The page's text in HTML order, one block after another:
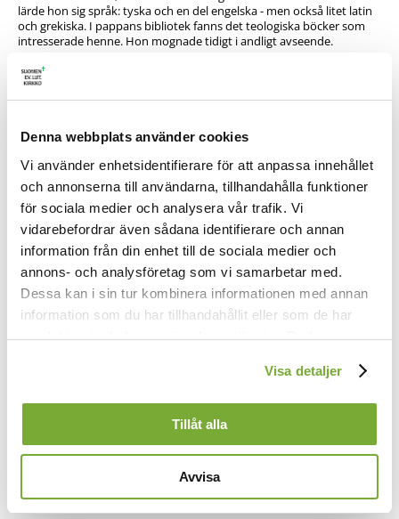
Denna webbplats använder cookies
Vi använder enhetsidentifierare för att anpassa innehållet
och annonserna till användarna, tillhandahålla funktioner
för sociala medier och analysera vår trafik. Vi
vidarebefordrar även sådana identifierare och annan
information från din enhet till de sociala medier och
annons- och analysföretag som vi samarbetar med.
Dessa kan i sin tur kombinera informationen med annan
information som du har tillhandahållit eller som de har
samlat in när du har använt deras tjänster. Du kan
-länken i nedre delen
av sidan.
Visa detaljer
Tillåt alla
Avvisa
lärde hon sig språk: tyska och en del engelska - men också litet latin
och grekiska. I pappans bibliotek fanns det teologiska böcker som
intresserade henne. Hon mognade tidigt i andligt avseende.
Från år 1845 finns ett anteckningsbok med titeln "Barndoms-Försök
av Carolina Sandell". Som trettonåring skrev hon en dikt på om det
gamla askträdet som växte på prästgårdens gårdsplan. Den hade 21
ingen vara. Stroferna 1, 2 och 9 lyder, citerade efter hennes biograf,
hymnologen Oscar Lövgren:
Den gamla asken
1. O gamla Ask, hur vördnadsvärd du står
och hjässan stolt, högt upp mot molnen höjer,
hur skönt du grönskar med var nyfödd vår,
med härlig svalka du oss ock förnöjer.
2. Du lyfter majestätiskt kronan opp,
och vindarna på dina grenar gunga
så väl, som fåglars fria glada tropp,
som så förnöjda där sin lovsång sjunga.
1858, och detta påverkade naturligtvis också Lina Sandell, som blev
vittne till händelsen. "Sången är ur sorg upprunnen" lyder ett
gammalt talesätt. Olyckan gav upphov till sången "Herre, ditt namn
är ett fäste i nöden".